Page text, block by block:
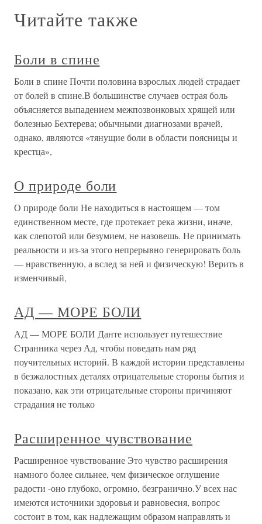
Читайте также
Боли в спине
Боли в спине Почти половина взрослых людей страдает
от болей в спине.В большинстве случаев острая боль
объясняется выпадением межпозвонковых хрящей или
болезнью Бехтерева; обычными диагнозами врачей,
однако, являются «тянущие боли в области поясницы и
крестца»,
О природе боли
О природе боли Не находиться в настоящем — том
единственном месте, где протекает река жизни, иначе,
как слепотой или безумием, не назовешь. Не принимать
реальности и из-за этого непрерывно генерировать боль
— нравственную, а вслед за ней и физическую! Верить в
изменчивый,
АД — МОРЕ БОЛИ
АД — МОРЕ БОЛИ Данте использует путешествие
Странника через Ад, чтобы поведать нам ряд
поучительных историй. В каждой истории представлены
в безжалостных деталях отрицательные стороны бытия и
показано, как эти отрицательные стороны причиняют
страдания не только
Расширенное чувствование
Расширенное чувствование Это чувство расширения
намного более сильнее, чем физическое оглушение
радости -оно глубоко, огромно, безгранично.У всех нас
имеются источники здоровья и равновесия, вопрос
состоит в том, как надлежащим образом направлять и